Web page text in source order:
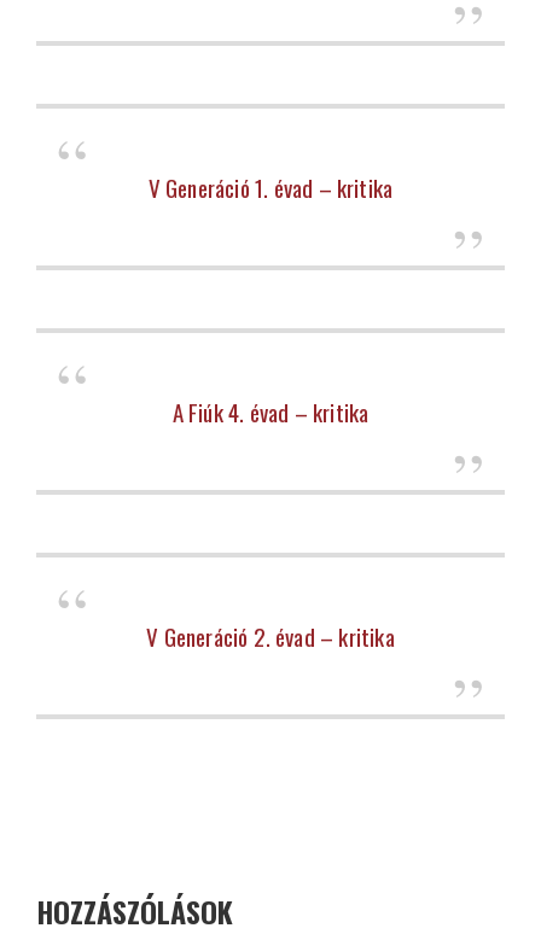
V Generáció 1. évad – kritika
A Fiúk 4. évad – kritika
V Generáció 2. évad – kritika
HOZZÁSZÓLÁSOK